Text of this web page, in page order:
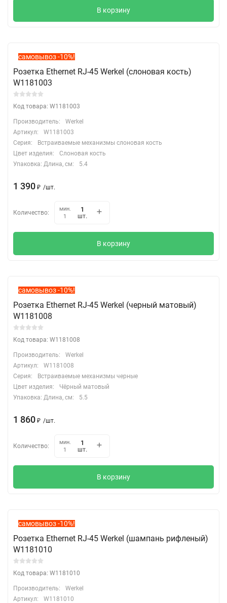
В корзину
самовывоз -10%!
Розетка Ethernet RJ-45 Werkel (слоновая кость)
W1181003
Код товара: W1181003
Производитель:
Werkel
Артикул:
W1181003
Серия:
Встраиваемые механизмы слоновая кость
Цвет изделия:
Слоновая кость
Упаковка: Длина, cм:
5.4
1 390 ₽ /шт.
Количество:
мин.
1
шт.
В корзину
самовывоз -10%!
Розетка Ethernet RJ-45 Werkel (черный матовый)
W1181008
Код товара: W1181008
Производитель:
Werkel
Артикул:
W1181008
Серия:
Встраиваемые механизмы черные
Цвет изделия:
Чёрный матовый
Упаковка: Длина, cм:
5.5
1 860 ₽ /шт.
Количество:
мин.
1
шт.
В корзину
самовывоз -10%!
Розетка Ethernet RJ-45 Werkel (шампань рифленый)
W1181010
Код товара: W1181010
Производитель:
Werkel
Артикул:
W1181010